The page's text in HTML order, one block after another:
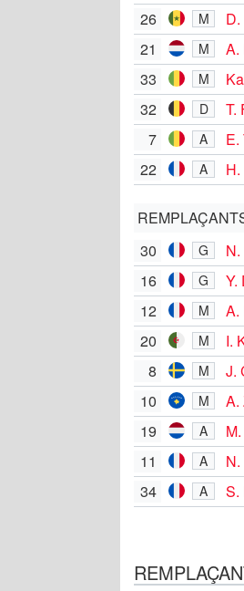
26 M
21
M
A.
33
M
32 D
T.
7
A E.
22 A
30
G
16
G
Y.
12
M A.
20 M
I.
8
M J.
10 M A.
19 A
11 A
34
A S.